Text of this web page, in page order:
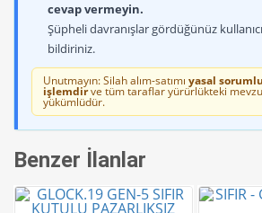
cevap vermeyin.
Şüpheli davranışlar gördüğünüz
bildiriniz.
Unutmayın: Silah alım-satımı yasal
işlemdirve tüm taraflar yürürlükteki
yükümlüdür.
Benzer İlanlar